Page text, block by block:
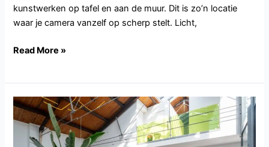
kunstwerken op tafel en aan de muur. Dit is zo’n locatie
waar je camera vanzelf op scherp stelt. Licht,
Read More »
ZH115.Delft